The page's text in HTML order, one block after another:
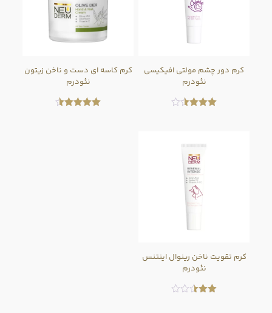
کرم دور چشم مولتی افیکیسی
نئودرم
کرم کاسه ای دست و ناخن زیتون
نئودرم
کرم تقویت ناخن رینوال اینتنس
نئودرم